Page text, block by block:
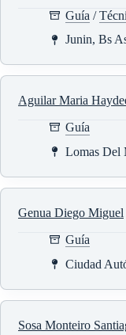
Guía /
Junin, Bs
Aguilar Maria
Guía
Lomas Del
Genua Diego Miguel
Guía
Ciudad
Sosa Monteiro